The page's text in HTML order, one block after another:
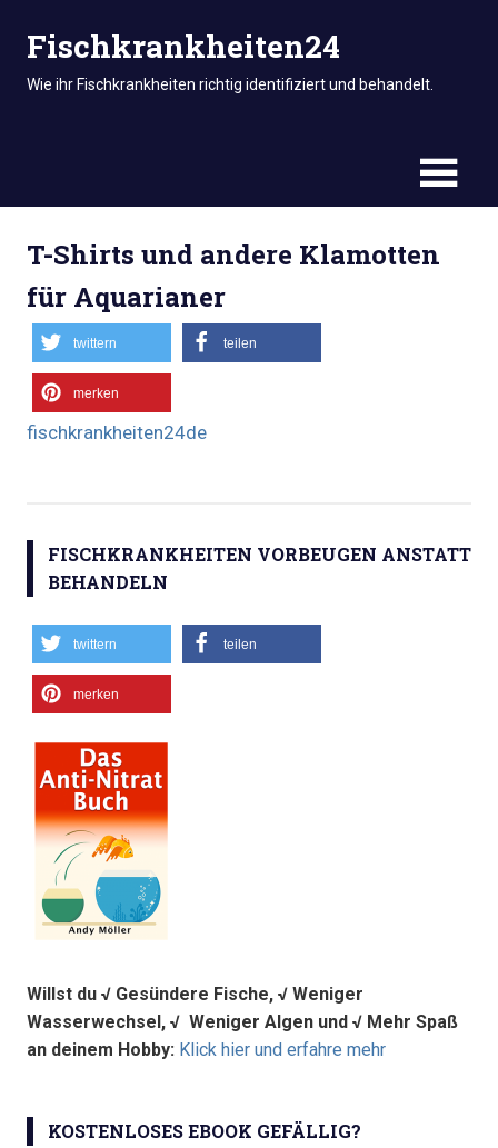
InhaltFischkrankheiten24
Wie ihr Fischkrankheiten richtig identifiziert und behandelt.
T-Shirts und andere Klamotten
für Aquarianer
twittern teilen
merken
fischkrankheiten24de
FISCHKRANKHEITEN VORBEUGEN ANSTATT
BEHANDELN
twittern teilen
merken
Willst du √ Gesündere Fische, √ Weniger
Wasserwechsel, √ Weniger Algen und √ Mehr Spaß
an deinem Hobby: Klick hier und erfahre mehr
KOSTENLOSES EBOOK GEFÄLLIG?